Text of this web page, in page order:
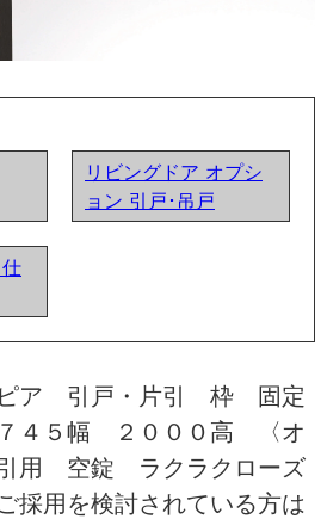
リビングドア オプシ
ョン 引戸･吊戸
ア 引戸・片引 枠 固定
４５幅 ２０００高 〈オ
用 空錠 ラクラクローズ
用を検討されている方は